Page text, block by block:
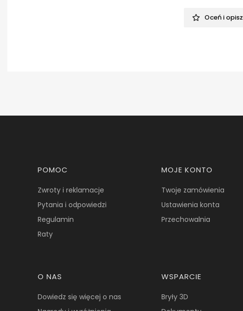
Oceń i opisz
Linki w stopce
POMOC
Zwroty i reklamacje
Pytania i odpowiedzi
Regulamin
Raty
MOJE KONTO
Twoje zamówienia
Ustawienia konta
Przechowalnia
O NAS
Dowiedz się więcej o nas
WSPARCIE
Bryły 3D